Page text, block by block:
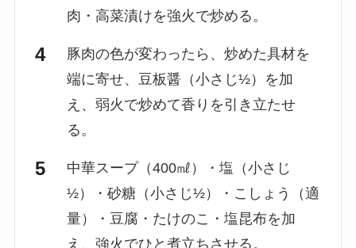
肉・高菜漬けを強火で炒める。
豚肉の色が変わったら、炒めた具材を
端に寄せ、豆板醤（小さじ½）を加
え、弱火で炒めて香りを引き立たせ
る。
中華スープ（400㎖）・塩（小さじ
½）・砂糖（小さじ½）・こしょう（適
量）・豆腐・たけのこ・塩昆布を加
え、強火でひと煮立ちさせる。